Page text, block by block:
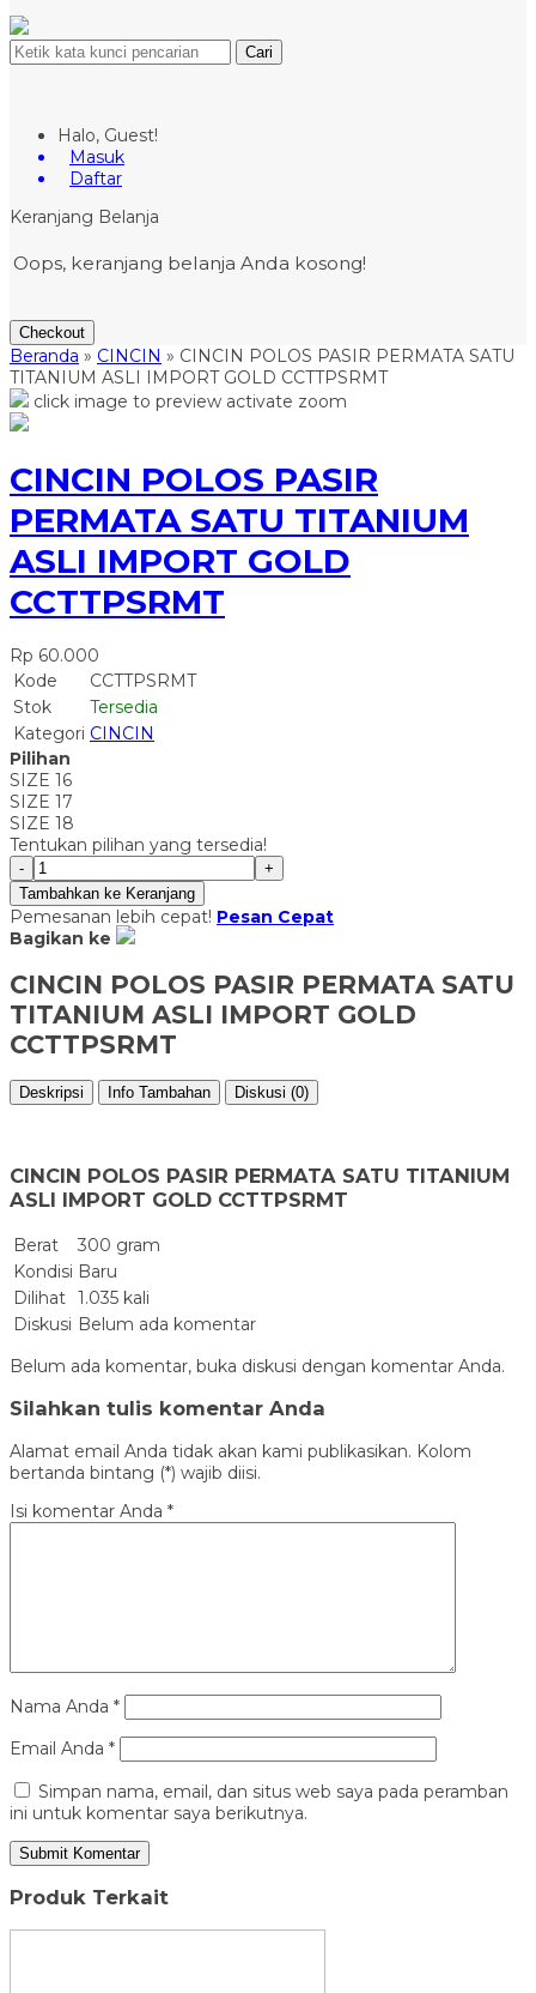
Cari
Halo, Guest!
Masuk
Daftar
Keranjang Belanja
Oops, keranjang belanja Anda kosong!
Checkout
Beranda » CINCIN » CINCIN POLOS PASIR PERMATA SATU
TITANIUM ASLI IMPORT GOLD CCTTPSRMT
click image to preview activate zoom
CINCIN POLOS PASIR
PERMATA SATU TITANIUM
ASLI IMPORT GOLD
CCTTPSRMT
Rp 60.000
Kode
CCTTPSRMT
Stok
Tersedia
Kategori CINCIN
Pilihan
SIZE 16
SIZE 17
SIZE 18
Tentukan pilihan yang tersedia!
-
+
Tambahkan ke Keranjang
Pemesanan lebih cepat! Pesan Cepat
Bagikan ke
CINCIN POLOS PASIR PERMATA SATU
TITANIUM ASLI IMPORT GOLD
CCTTPSRMT
Deskripsi Info Tambahan Diskusi (0)
CINCIN POLOS PASIR PERMATA SATU TITANIUM
ASLI IMPORT GOLD CCTTPSRMT
Berat
300 gram
Kondisi Baru
Dilihat 1.035 kali
Diskusi Belum ada komentar
Belum ada komentar, buka diskusi dengan komentar Anda.
Silahkan tulis komentar Anda
Alamat email Anda tidak akan kami publikasikan. Kolom
bertanda bintang (*) wajib diisi.
Isi komentar Anda *
Nama Anda *
Email Anda *
Simpan nama, email, dan situs web saya pada peramban
ini untuk komentar saya berikutnya.
Produk Terkait